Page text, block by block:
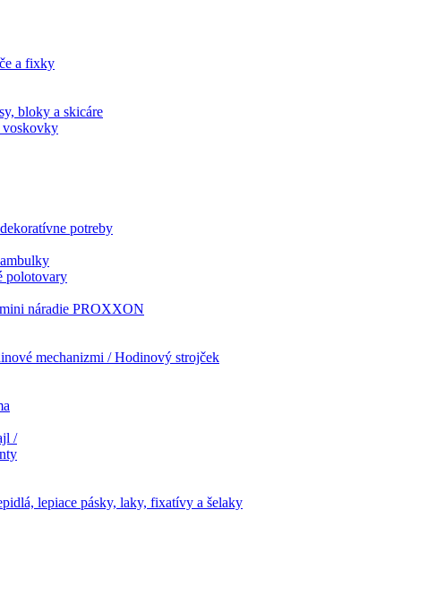
a fixky
bloky a skicáre
voskovky
potreby
polotovary
náradie PROXXON
mechanizmi / Hodinový strojček
/
lepiace pásky, laky, fixatívy a šelaky